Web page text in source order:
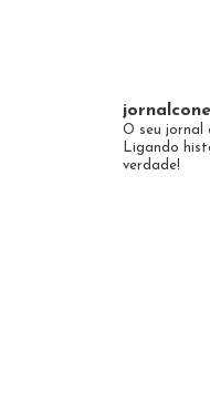
O seu
Ligando
verdade!